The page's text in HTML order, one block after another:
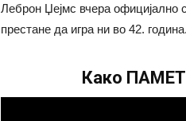
Леброн Џејмс вчера официјално
престане да игра ни во 42. година.
Како